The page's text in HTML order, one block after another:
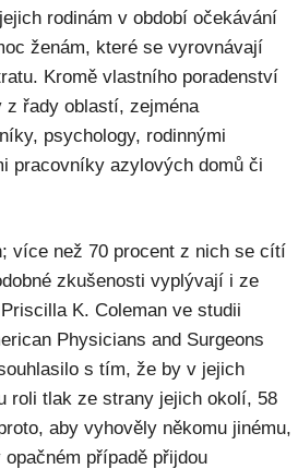
rodinám v období očekávání
ženám, které se vyrovnávají
Kromě vlastního poradenství
z řady oblastí, zejména
psychology, rodinnými
pracovníky azylových domů či
více než 70 procent z nich se cítí
zkušenosti vyplývají i ze
K. Coleman ve studii
Physicians and Surgeons
s tím, že by v jejich
roli tlak ze strany jejich okolí, 58
aby vyhověly někomu jinému,
případě přijdou